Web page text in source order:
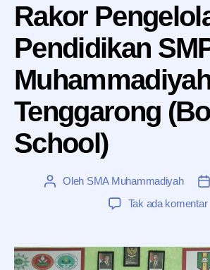
Rakor
Pendidikan
Tenggarong
School)
Penulis
Oleh SMA Muhammadiyah
Tak ada komentar